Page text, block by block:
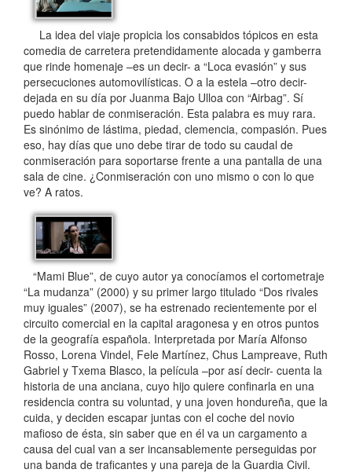
La idea del viaje propicia los consabidos tópicos en esta
comedia de carretera pretendidamente alocada y gamberra
que rinde homenaje –es un decir- a “Loca evasión” y sus
persecuciones automovilísticas. O a la estela –otro decir-
dejada en su día por Juanma Bajo Ulloa con “Airbag”. Sí
puedo hablar de conmiseración. Esta palabra es muy rara.
Es sinónimo de lástima, piedad, clemencia, compasión. Pues
eso, hay días que uno debe tirar de todo su caudal de
conmiseración para soportarse frente a una pantalla de una
sala de cine. ¿Conmiseración con uno mismo o con lo que
ve? A ratos.
“Mami Blue”, de cuyo autor ya conocíamos el cortometraje
“La mudanza” (2000) y su primer largo titulado “Dos rivales
muy iguales” (2007), se ha estrenado recientemente por el
circuito comercial en la capital aragonesa y en otros puntos
de la geografía española. Interpretada por María Alfonso
Rosso, Lorena Vindel, Fele Martínez, Chus Lampreave, Ruth
Gabriel y Txema Blasco, la película –por así decir- cuenta la
historia de una anciana, cuyo hijo quiere confinarla en una
residencia contra su voluntad, y una joven hondureña, que la
cuida, y deciden escapar juntas con el coche del novio
mafioso de ésta, sin saber que en él va un cargamento a
causa del cual van a ser incansablemente perseguidas por
una banda de traficantes y una pareja de la Guardia Civil.